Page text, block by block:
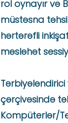
rol oynayır və
müstəsna
hərtərəfli
məsləhət
çərçivəsində
Kompüterlər/